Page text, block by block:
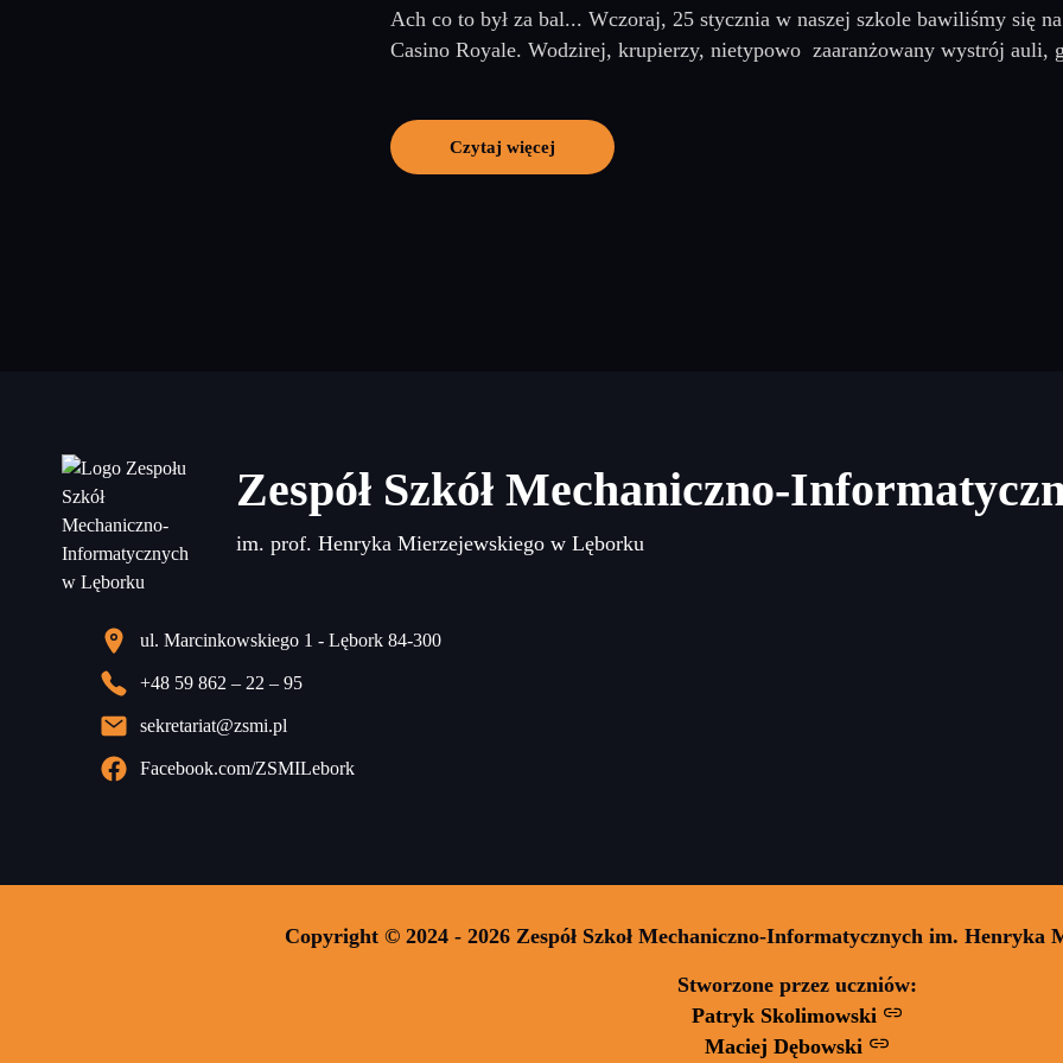
Ach co to był za bal... Wczoraj, 25 stycznia w naszej szkole bawiliśmy się
Casino Royale. Wodzirej, krupierzy, nietypowo zaaranżowany wystrój auli,
Czytaj więcej
Zespół Szkół Mechaniczno-
im. prof. Henryka Mierzejewskiego w Lęborku
ul. Marcinkowskiego 1 - Lębork 84-300
+48 59 862 – 22 – 95
sekretariat@zsmi.pl
Facebook.com/ZSMILebork
Copyright © 2024 - 2026 Zespół Szkoł Mechaniczno-Informatycznych im. Henryka
Stworzone przez uczniów:
Patryk Skolimowski
Maciej Dębowski